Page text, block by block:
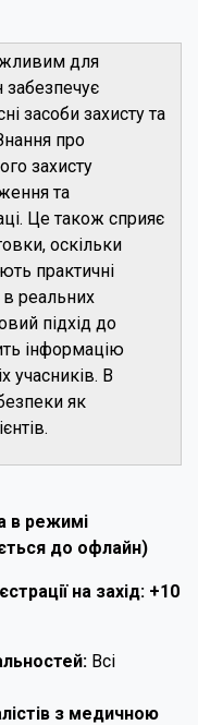
для
забезпечує
засоби захисту та
про
захисту
та
Це також сприяє
оскільки
практичні
в реальних
підхід до
інформацію
учасників. В
як
в режимі
до офлайн)
на захід: +10
Всі
з медичною